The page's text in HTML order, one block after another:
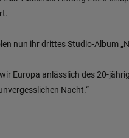
nun ihr drittes Studio-Album
Europa anlässlich des 20-
Nacht.“